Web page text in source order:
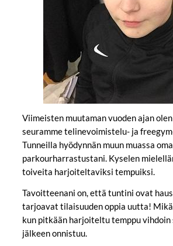
Viimeisten muutaman vuoden ajan
seuramme telinevoimistelu- ja
Tunneilla hyödynnän muun muassa
parkourharrastustani. Kyselen
toiveita harjoiteltaviksi tempuiksi.
Tavoitteenani on, että tuntini ovat
tarjoavat tilaisuuden oppia uutta!
kun pitkään harjoiteltu temppu
jälkeen onnistuu.